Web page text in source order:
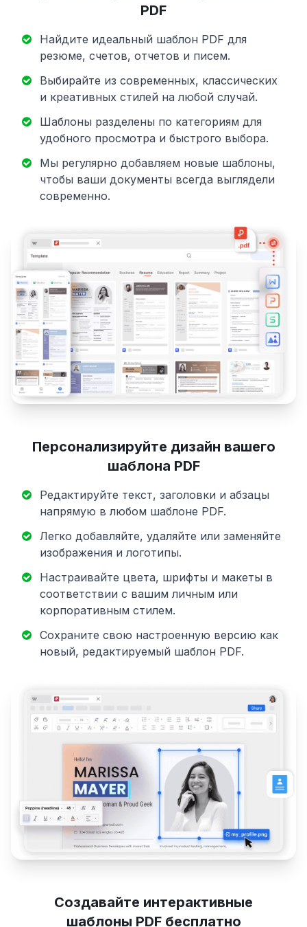
PDF
Найдите идеальный шаблон PDF для
резюме, счетов, отчетов и писем.
Выбирайте из современных, классических
и креативных стилей на любой случай.
Шаблоны разделены по категориям для
удобного просмотра и быстрого выбора.
Мы регулярно добавляем новые шаблоны,
чтобы ваши документы всегда выглядели
современно.
Персонализируйте дизайн вашего
шаблона PDF
Редактируйте текст, заголовки и абзацы
напрямую в любом шаблоне PDF.
Легко добавляйте, удаляйте или заменяйте
изображения и логотипы.
Настраивайте цвета, шрифты и макеты в
соответствии с вашим личным или
корпоративным стилем.
Сохраните свою настроенную версию как
новый, редактируемый шаблон PDF.
Создавайте интерактивные
шаблоны PDF бесплатно